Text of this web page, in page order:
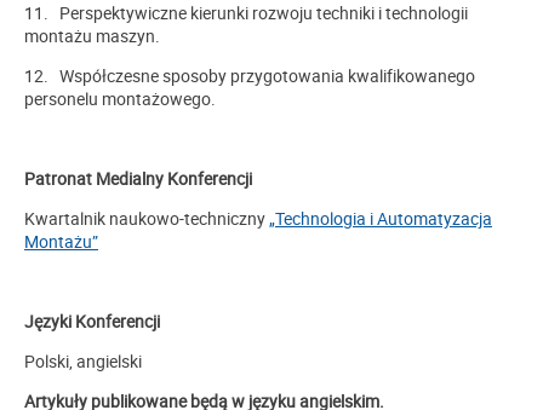
11. Perspektywiczne kierunki rozwoju techniki i technologii
montażu maszyn.
12. Współczesne sposoby przygotowania kwalifikowanego
personelu montażowego.
Patronat Medialny Konferencji
Kwartalnik naukowo-techniczny„Technologia i Automatyzacja
Montażu”
Języki Konferencji
Polski, angielski
Artykuły publikowane będą w języku angielskim.